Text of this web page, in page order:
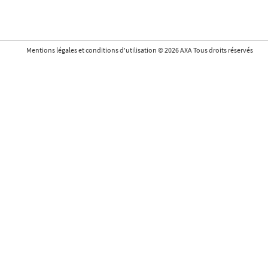
Mentions légales et conditions d'utilisation ©2026AXA Tous droits réservés